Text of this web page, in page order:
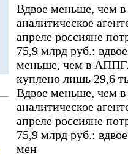
Вдвое меньше, чем
аналитическое
апреле россияне
75,9 млрд руб.:
меньше, чем в АППГ.
куплено лишь 29,6
Вдвое меньше, чем
аналитическое
апреле россияне
75,9 млрд руб.:
мен